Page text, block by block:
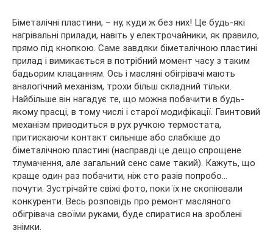
Біметалічні пластини, – ну, куди ж без них! Це будь-які
нагрівальні прилади, навіть у електрочайники, як правило,
прямо під кнопкою. Саме завдяки біметалічною пластині
прилад і вимикається в потрібний момент часу з таким
бадьорим клацанням. Ось і масляні обігрівачі мають
аналогічний механізм, трохи більш складний тільки.
Найбільше він нагадує те, що можна побачити в будь-
якому прасці, в тому числі і старої модифікації. Гвинтовий
механізм приводиться в рух ручкою термостата,
притискаючи контакт сильніше або слабкіше до
біметалічною пластині (насправді це дещо спрощене
тлумачення, але загальний сенс саме такий). Кажуть, що
краще один раз побачити, ніж сто разів попробо…
почути. Зустрічайте свіжі фото, поки їх не скопіювали
конкуренти. Весь розповідь про ремонт масляного
обігрівача своїми руками, буде спиратися на зроблені
знімки.